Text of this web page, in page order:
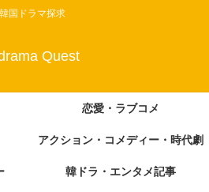
韓国ドラマ探求
Quest
恋愛・ラブコメ
アクション・コメディー・時代劇
韓ドラ・エンタメ記事